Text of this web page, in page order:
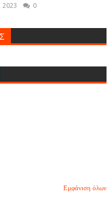
2023 0
Εμφάνιση όλων